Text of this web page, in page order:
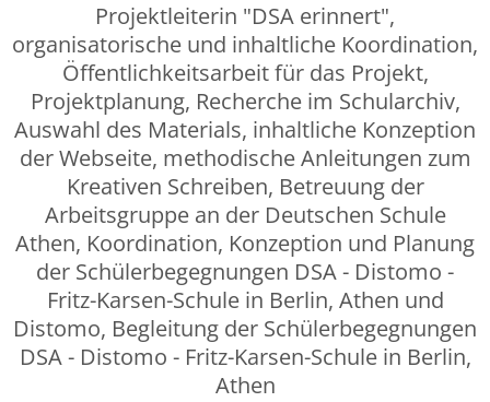
Projektleiterin "DSA erinnert",
organisatorische und inhaltliche Koordination,
Öffentlichkeitsarbeit für das Projekt,
Projektplanung, Recherche im Schularchiv,
Auswahl des Materials, inhaltliche Konzeption
der Webseite, methodische Anleitungen zum
Kreativen Schreiben, Betreuung der
Arbeitsgruppe an der Deutschen Schule
Athen, Koordination, Konzeption und Planung
der Schülerbegegnungen DSA - Distomo -
Fritz-Karsen-Schule in Berlin, Athen und
Distomo, Begleitung der Schülerbegegnungen
DSA - Distomo - Fritz-Karsen-Schule in Berlin,
Athen